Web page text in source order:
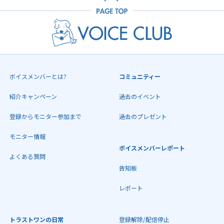
ボイスメンバーとは?
紹介キャンペーン
登録からモニター参加まで
モニター情報
よくある質問
コミュニティー
過去のイベント
過去のプレゼント
ボイスメンバーレポート
告知板
レポート
トラストワンの日常 登録解除/配信停止